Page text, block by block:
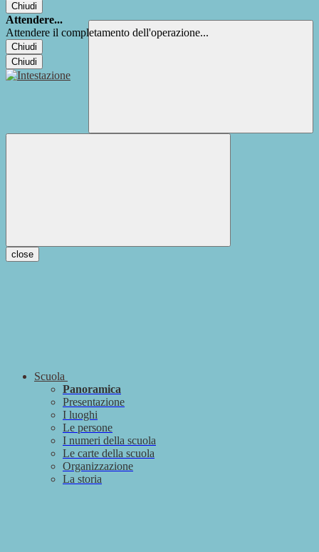
Chiudi
Attendere...
Attendere il completamento dell'operazione...
Chiudi
Chiudi
close
Scuola
Panoramica
Presentazione
I luoghi
Le persone
I numeri della scuola
Le carte della scuola
Organizzazione
La storia